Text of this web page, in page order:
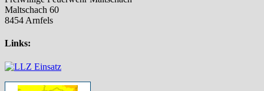
Maltschach 60
8454 Arnfels
Links: